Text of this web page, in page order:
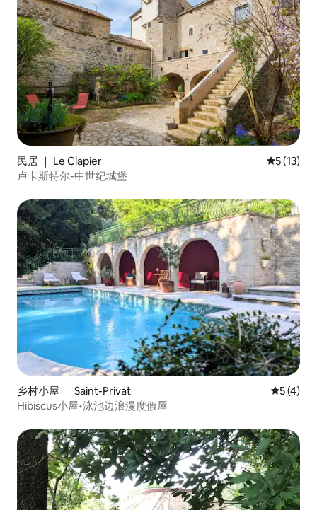
民居 ｜ Le Clapier 平均评分
5 (13)
卢卡斯特尔-中世纪城堡
乡村小屋 ｜ Saint-Privat 平均评分
5 (4)
Hibiscus小屋•泳池边浪漫度假屋